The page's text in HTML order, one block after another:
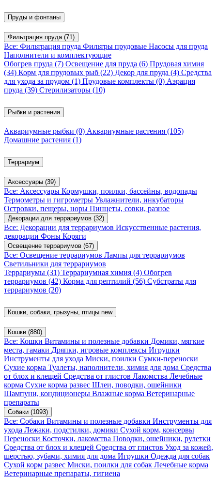
Пруды и фонтаны
Фильтрация пруда (71)
Все: Фильтрация пруда Фильтры прудовые Насосы для пруда
Наполнители и комплектующие
Обогрев пруда (7) Освещение для пруда (6) Прудовая химия
(34) Корм для прудовых рыб (22) Декор для пруда (4) Средства
для ухода за прудом (1) Прудовые комплекты (0) Аэрация
пруда (39) Стерилизаторы (10)
Рыбки и растения
Аквариумные рыбки (0) Аквариумные растения (105)
Домашние растения (1)
Террариум
Аксессуары (39)
Все: Аксессуары Кормушки, поилки, бассейны, водопады
Термометры и гигрометры Увлажнители, инкубаторы
Островки, пещеры, норы Пинцеты, совки, разное
Декорации для террариумов (32)
Все: Декорации для террариумов Искусственные растения,
декорации Фоны Коряги
Освещение террариумов (67)
Все: Освещение террариумов Лампы для террариумов
Светильники для террариумов
Террариумы (31) Террариумная химия (4) Обогрев
террариумов (42) Корма для рептилий (56) Субстраты для
террариумов (20)
Кошки, собаки, грызуны, птицы new
Кошки (880)
Все: Кошки Витамины и полезные добавки Домики, мягкие
места, гамаки Дряпки, игровые комплексы Игрушки
Инструменты для ухода Миски, поилки Сумки-переноски
Сухие корма Туалеты, наполнители, химия для дома Средства
от блох и клещей Средства от глистов Лакомства Лечебные
корма Сухие корма развес Шлеи, поводки, ошейники
Шампуни, кондиционеры Влажные корма Ветеринарные
препараты
Собаки (1093)
Все: Собаки Витамины и полезные добавки Инструменты для
ухода Лежаки, подстилки, домики Сухой корм, консервы
Переноски Косточки, лакомства Поводки, ошейники, рулетки
Средства от блох и клещей Средства от глистов Уход за кожей,
шерстью, зубами, химия для дома Игрушки Одежда для собак
Сухой корм развес Миски, поилки для собак Лечебные корма
Ветеринарные препараты, гигиена